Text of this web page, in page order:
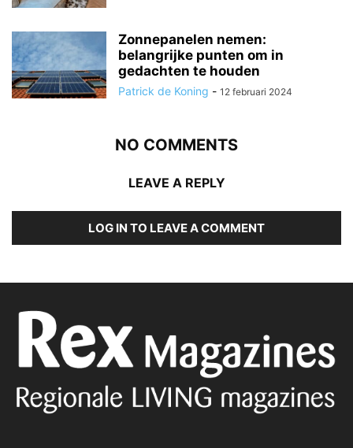
Zonnepanelen nemen:
belangrijke punten om in
gedachten te houden
Patrick de Koning - 12 februari 2024
NO COMMENTS
LEAVE A REPLY
LOG IN TO LEAVE A COMMENT